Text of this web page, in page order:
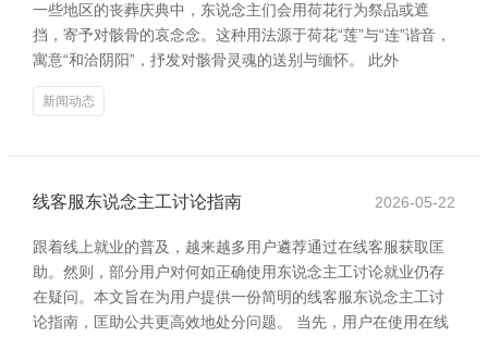
一些地区的丧葬庆典中，东说念主们会用荷花行为祭品或遮
挡，寄予对骸骨的哀念念。这种用法源于荷花“莲”与“连”谐音，
寓意“和洽阴阳”，抒发对骸骨灵魂的送别与缅怀。 此外
新闻动态
线客服东说念主工讨论指南 2026-05-22
跟着线上就业的普及，越来越多用户遴荐通过在线客服获取匡
助。然则，部分用户对何如正确使用东说念主工讨论就业仍存
在疑问。本文旨在为用户提供一份简明的线客服东说念主工讨
论指南，匡助公共更高效地处分问题。 当先，用户在使用在线